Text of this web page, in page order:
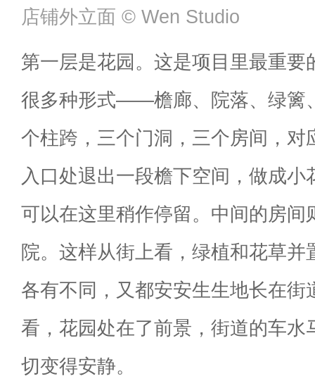
店铺外立面 ©️ Wen Studio
第一层是花园。这是项目里最重要
很多种形式——檐廊、院落、绿篱
个柱跨，三个门洞，三个房间，对
入口处退出一段檐下空间，做成
可以在这里稍作停留。中间的房间
院。这样从街上看，绿植和花草并
各有不同，又都安安生生地长在街
看，花园处在了前景，街道的车水
切变得安静。